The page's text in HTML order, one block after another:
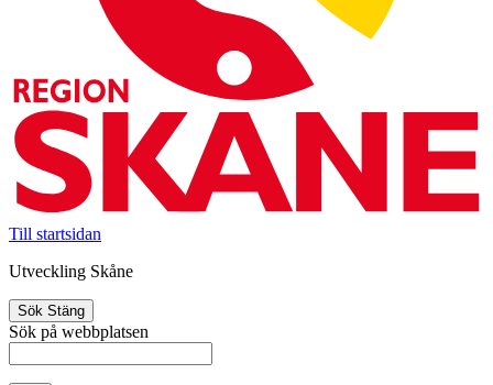
Till startsidan
Utveckling Skåne
Sök Stäng
Sök på webbplatsen